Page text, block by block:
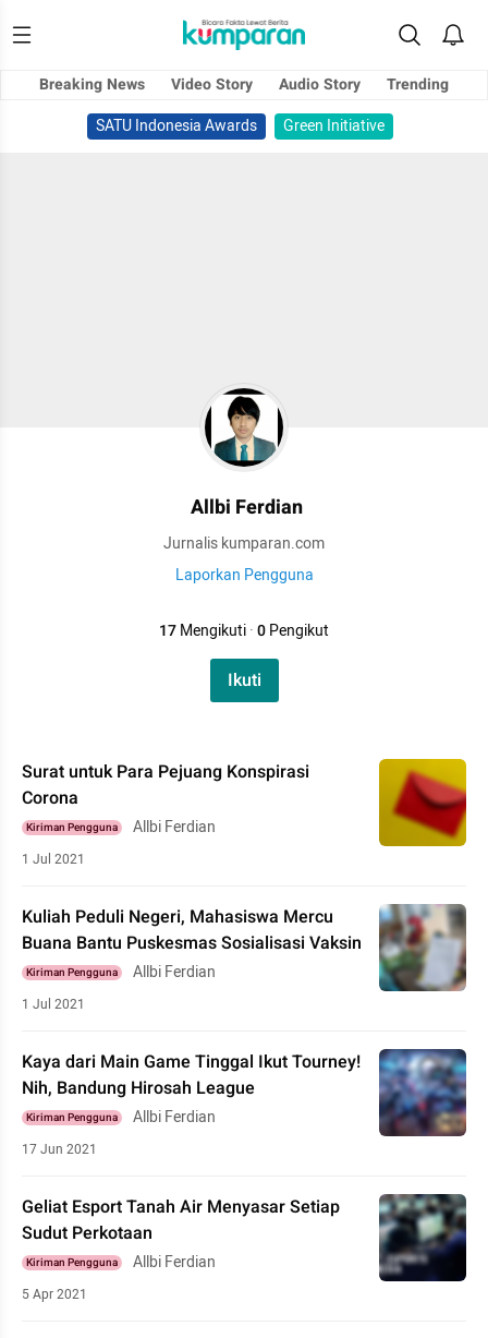
Breaking News Video Story Audio Story
Trending
SATU Indonesia Awards
Green Initiative
Allbi Ferdian
Jurnalis kumparan.com
Laporkan Pengguna
17Mengikuti·0Pengikut
Ikuti
Surat untuk Para Pejuang Konspirasi
Corona
Kiriman Pengguna Allbi Ferdian
1 Jul 2021
Kuliah Peduli Negeri, Mahasiswa Mercu
Buana Bantu Puskesmas Sosialisasi Vaksin
Kiriman Pengguna Allbi Ferdian
1 Jul 2021
Kaya dari Main Game Tinggal Ikut Tourney!
Nih, Bandung Hirosah League
Kiriman Pengguna Allbi Ferdian
17 Jun 2021
Geliat Esport Tanah Air Menyasar Setiap
Sudut Perkotaan
Kiriman Pengguna Allbi Ferdian
5 Apr 2021